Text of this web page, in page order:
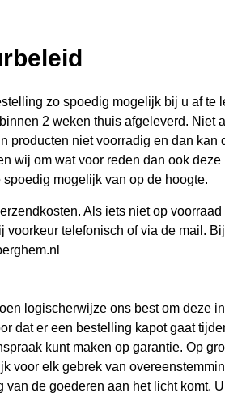
zo spoedig mogelijk bij u af te
2 weken thuis afgeleverd. Niet
producten niet voorradig en dan kan
wij om wat voor reden dan ook
mogelijk van op de hoogte.
Als iets niet op
voorkeur telefonisch of via de mail.
logischerwijze ons best om deze
dat er een bestelling kapot gaat
kunt maken op garantie. Op
voor elk gebrek van
van de goederen aan het licht komt.